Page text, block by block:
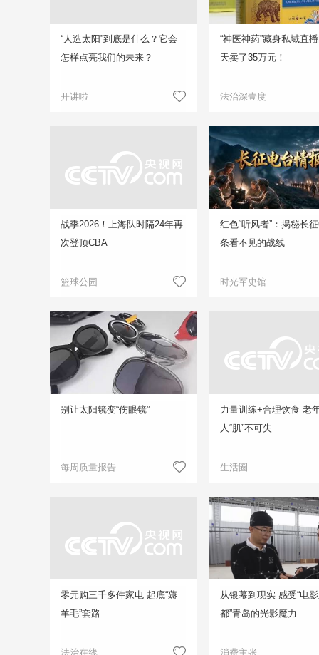
“人造太阳”到底是什么？它会
怎样点亮我们的未来？
开讲啦
“神医神药”藏身私域直
天卖了35万元！
法治深壹度
战季2026！上海队时隔24年再
次登顶CBA
篮球公园
红色“听风者”：揭秘长
条看不见的战线
时光军史馆
别让太阳镜变“伤眼镜”
每周质量报告
力量训练+合理饮食 老
人“肌”不可失
生活圈
零元购三千多件家电 起底“薅
羊毛”套路
法治在线
从银幕到现实 感受“电
都”青岛的光影魔力
消费主张